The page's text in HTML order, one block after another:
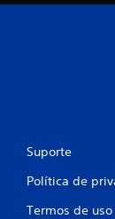
Suporte
Política de
Termos de